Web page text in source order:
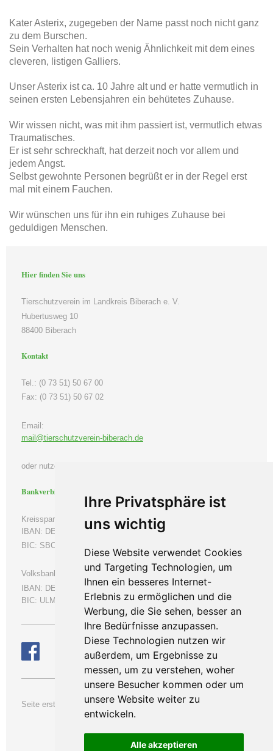
Ihre Privatsphäre ist
uns wichtig
Diese Website verwendet Cookies
und Targeting Technologien, um
Ihnen ein besseres Internet-
Erlebnis zu ermöglichen und die
Werbung, die Sie sehen, besser an
Ihre Bedürfnisse anzupassen.
Diese Technologien nutzen wir
außerdem, um Ergebnisse zu
messen, um zu verstehen, woher
unsere Besucher kommen oder um
unsere Website weiter zu
entwickeln.
Alle akzeptieren
Kater Asterix, zugegeben der Name passt noch nicht ganz
zu dem Burschen.
Sein Verhalten hat noch wenig Ähnlichkeit mit dem eines
cleveren, listigen Galliers.
Unser Asterix ist ca. 10 Jahre alt und er hatte vermutlich in
seinen ersten Lebensjahren ein behütetes Zuhause.
Wir wissen nicht, was mit ihm passiert ist, vermutlich etwas
Traumatisches.
Er ist sehr schreckhaft, hat derzeit noch vor allem und
jedem Angst.
Selbst gewohnte Personen begrüßt er in der Regel erst
mal mit einem Fauchen.
Wir wünschen uns für ihn ein ruhiges Zuhause bei
geduldigen Menschen.
Hier finden Sie uns
Tierschutzverein im Landkreis Biberach e. V.
Hubertusweg 10
88400 Biberach
Kontakt
Tel.: (0 73 51) 50 67 00
Fax: (0 73 51) 50 67 02
Email:
mail@tierschutzverein-biberach.de
oder nutzen Sie unser Kontaktformular.
Bankverbindung
Kreissparkasse Biberach
IBAN: DE66654500700000053538
BIC: SBCRDE66
Volksbank Ulm-Biberach eG
IBAN: DE50630901000109664000
BIC: ULMVDE66
Seite erstellt am: 04. Oktober 2015
letzte Änderung:
05. August 2026